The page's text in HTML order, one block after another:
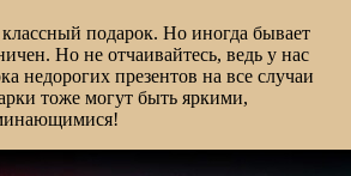
классный подарок. Но иногда бывает
Но не отчаивайтесь, ведь у нас
недорогих презентов на все случаи
тоже могут быть яркими,